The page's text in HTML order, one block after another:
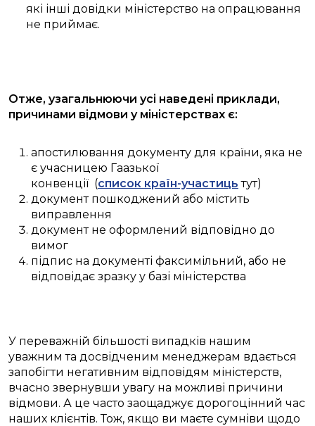
які інші довідки міністерство на опрацювання
не приймає.
Отже, узагальнюючи усі наведені приклади,
причинами відмови у міністерствах є:
апостилювання документу для країни, яка не
є учасницею Гаазької
конвенції (список країн-участиць тут)
документ пошкоджений або містить
виправлення
документ не оформлений відповідно до
вимог
підпис на документі факсимільний, або не
відповідає зразку у базі міністерства
У переважній більшості випадків нашим
уважним та досвідченим менеджерам вдається
запобігти негативним відповідям міністерств,
вчасно звернувши увагу на можливі причини
відмови. А це часто заощаджує дорогоцінний час
наших клієнтів. Тож, якщо ви маєте сумніви щодо